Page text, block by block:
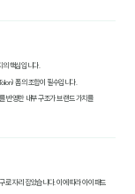
의 핵심입니다.
폼의 조합이 필수입니다.
반영한 내부 구조가 브랜드 가치를
로 자리 잡았습니다. 이에 따라 아이패드